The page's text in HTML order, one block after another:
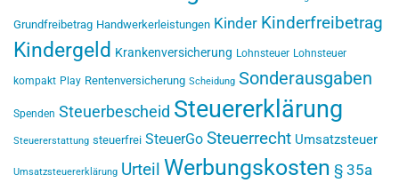
Grundfreibetrag Handwerkerleistungen Kinder Kinderfreibetrag
Kindergeld Krankenversicherung Lohnsteuer Lohnsteuer
kompakt Play Rentenversicherung Scheidung Sonderausgaben
Spenden Steuerbescheid Steuererklärung
Steuererstattung steuerfrei SteuerGo Steuerrecht Umsatzsteuer
Umsatzsteuererklärung Urteil Werbungskosten § 35a